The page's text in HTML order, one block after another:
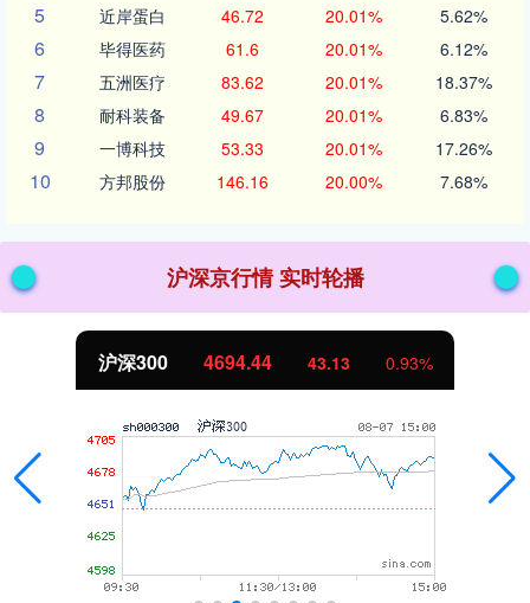
5 近岸蛋白 46.72 20.01% 5.62%
6 毕得医药 61.6 20.01% 6.12%
7 五洲医疗 83.62 20.01% 18.37%
8 耐科装备 49.67 20.01% 6.83%
9 一博科技 53.33 20.01% 17.26%
10 方邦股份 146.16 20.00% 7.68%
沪深京行情 实时轮播
北证50 1134.24